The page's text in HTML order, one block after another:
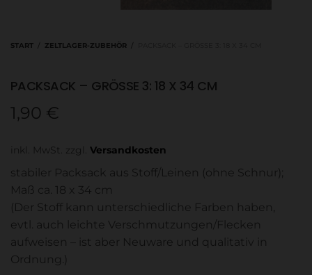
START / ZELTLAGER-ZUBEHÖR /
PACKSACK – GRÖSSE 3: 18 X 34 CM
1,90 €
inkl. MwSt. zzgl.Versandkosten
stabiler Packsack aus Stoff/Leinen (ohne Schnur);
Maß ca. 18 x 34 cm
(Der Stoff kann unterschiedliche Farben haben,
evtl. auch leichte Verschmutzungen/Flecken
aufweisen – ist aber Neuware und qualitativ in
Ordnung.)